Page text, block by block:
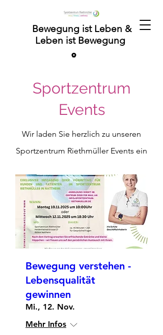
Bewegung ist Leben &
Leben ist Bewegung
Sportzentrum
Events
Wir laden Sie herzlich zu unseren
Sportzentrum Riethmüller Events ein
Bewegung verstehen -
Lebensqualität
gewinnen
Mi., 12. Nov.
Mehr Infos